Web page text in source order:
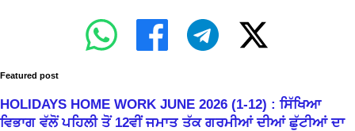
Featured post
HOLIDAYS HOME WORK JUNE 2026 (1-12) : ਸਿੱਖਿਆ
ਵਿਭਾਗ ਵੱਲੋਂ ਪਹਿਲੀ ਤੋਂ 12ਵੀਂ ਜਮਾਤ ਤੱਕ ਗਰਮੀਆਂ ਦੀਆਂ ਛੁੱਟੀਆਂ ਦਾ